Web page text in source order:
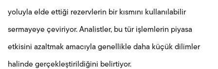
yoluyla elde ettiği rezervlerin bir kısmını kullanılabilir
sermayeye çeviriyor. Analistler, bu tür işlemlerin piyasa
etkisini azaltmak amacıyla genellikle daha küçük dilimler
halinde gerçekleştirildiğini belirtiyor.